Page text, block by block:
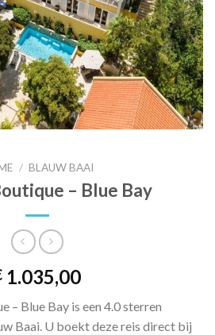
/ BLAUW BAAI
– Blue Bay
1.035,00
– Blue Bay is een 4.0 sterren
Baai. U boekt deze reis direct bij